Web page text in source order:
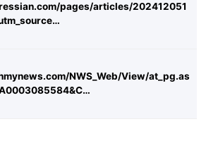
pages/articles/202412051
NWS_Web/View/at_pg.as